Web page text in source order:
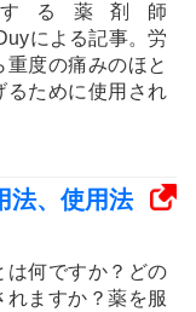
する薬剤師
による記事。労
度の痛みのほと
るために使用され
法、使用法
は何ですか？どの
れますか？薬を服